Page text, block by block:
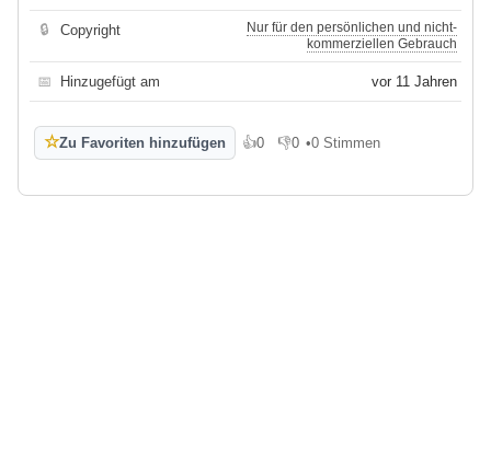
🔒 Copyright
Nur für den persönlichen und nicht-
kommerziellen Gebrauch
📅 Hinzugefügt am vor 11 Jahren
☆Zu Favoriten hinzufügen 👍0
Gefällt mir
👎0
Gefällt mir nicht
•0 Stimmen